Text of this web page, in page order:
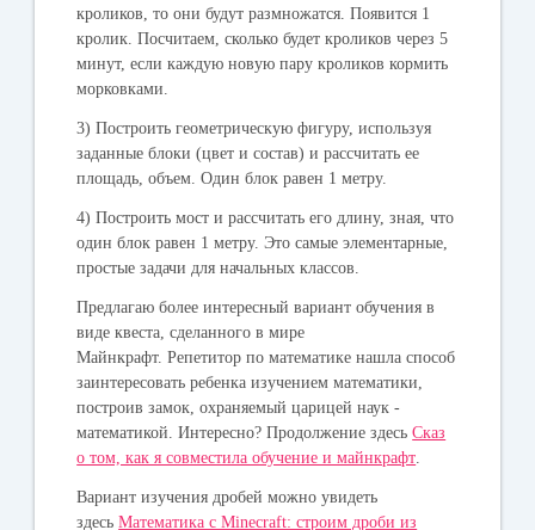
кроликов, то они будут размножатся. Появится 1
кролик. Посчитаем, сколько будет кроликов через 5
минут, если каждую новую пару кроликов кормить
морковками.
3) Построить геометрическую фигуру, используя
заданные блоки (цвет и состав) и рассчитать ее
площадь, объем. Один блок равен 1 метру.
4) Построить мост и рассчитать его длину, зная, что
один блок равен 1 метру. Это самые элементарные,
простые задачи для начальных классов.
Предлагаю более интересный вариант обучения в
виде квеста, сделанного в мире
Майнкрафт. Репетитор по математике нашла способ
заинтересовать ребенка изучением математики,
построив замок, охраняемый царицей наук -
математикой. Интересно? Продолжение здесьСказ
о том, как я совместила обучение и майнкрафт.
Вариант изучения дробей можно увидеть
здесьМатематика с Minecraft: строим дроби из